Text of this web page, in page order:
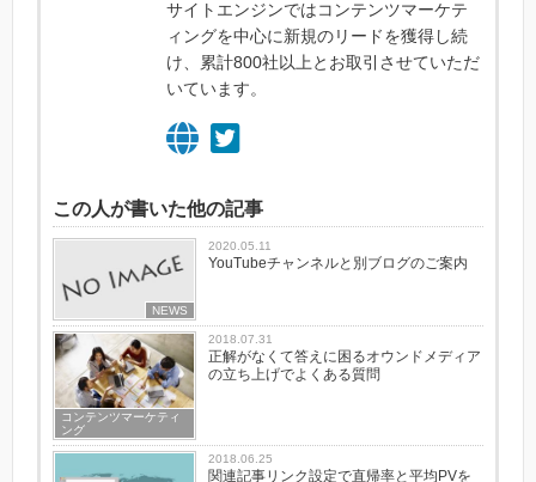
サイトエンジンではコンテンツマーケテ
ィングを中心に新規のリードを獲得し続
け、累計800社以上とお取引させていただ
いています。
この人が書いた他の記事
NEWS
2020.05.11
YouTubeチャンネルと別ブログのご案内
コンテンツマーケティ
ング
2018.07.31
正解がなくて答えに困るオウンドメディア
の立ち上げでよくある質問
2018.06.25
関連記事リンク設定で直帰率と平均PVを